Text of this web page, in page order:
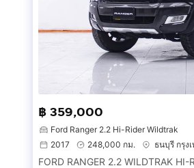
฿ 359,000
Ford Ranger 2.2 Hi-Rider Wildtrak
2017
248,000 กม. ธนบุรี กรุง